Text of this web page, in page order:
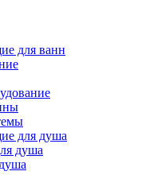
для ванн
для душа
душа